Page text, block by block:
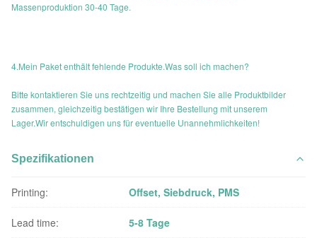
Massenproduktion 30-40 Tage.
4.Mein Paket enthält fehlende Produkte.Was soll ich machen?
Bitte kontaktieren Sie uns rechtzeitig und machen Sie alle Produktbilder
zusammen, gleichzeitig bestätigen wir Ihre Bestellung mit unserem
Lager.Wir entschuldigen uns für eventuelle Unannehmlichkeiten!
Spezifikationen
Printing: Offset, Siebdruck, PMS
Lead time: 5-8 Tage